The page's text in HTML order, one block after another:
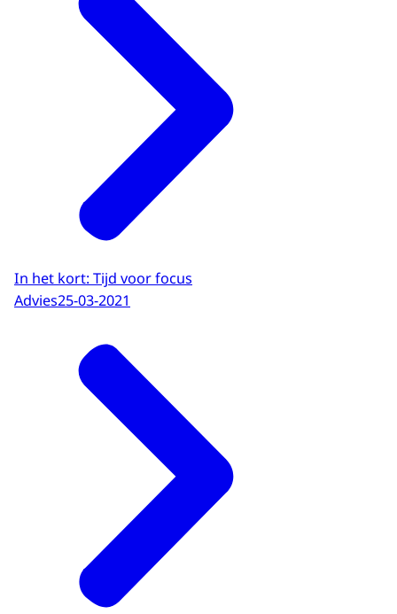
In het kort: Tijd voor focus
Advies25-03-2021